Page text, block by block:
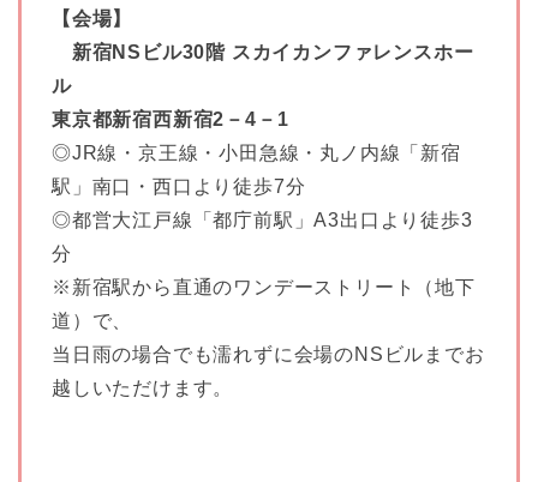
【会場】
新宿NSビル30階 スカイカンファレンスホー
ル
東京都新宿西新宿2－4－1
◎JR線・京王線・小田急線・丸ノ内線「新宿
駅」南口・西口より徒歩7分
◎都営大江戸線「都庁前駅」A3出口より徒歩3
分
※新宿駅から直通のワンデーストリート（地下
道）で、
当日雨の場合でも濡れずに会場のNSビルまでお
越しいただけます。